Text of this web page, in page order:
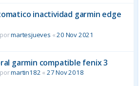
inactividad garmin edge
martesjueves «20 Nov 2021
garmin compatible fenix 3
martin182 « 27 Nov 2018